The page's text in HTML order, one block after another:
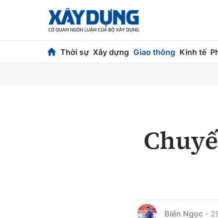
Thời sự Xây dựng Giao thông Kinh tế
Vật liệu xây
Giám định
Biển Ngọc -